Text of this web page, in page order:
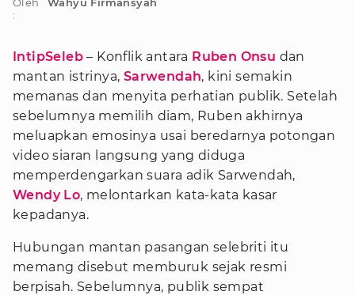
:
IntipSeleb – Konflik antara Ruben Onsu dan
mantan istrinya, Sarwendah, kini semakin
memanas dan menyita perhatian publik. Setelah
sebelumnya memilih diam, Ruben akhirnya
meluapkan emosinya usai beredarnya potongan
video siaran langsung yang diduga
memperdengarkan suara adik Sarwendah,
Wendy Lo, melontarkan kata-kata kasar
kepadanya.
Hubungan mantan pasangan selebriti itu
memang disebut memburuk sejak resmi
berpisah. Sebelumnya, publik sempat